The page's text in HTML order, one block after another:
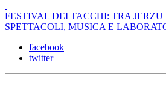
FESTIVAL DEI TACCHI: TRA
SPETTACOLI, MUSICA E
facebook
twitter